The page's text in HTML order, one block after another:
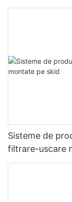
Sisteme de
filtrare-uscare